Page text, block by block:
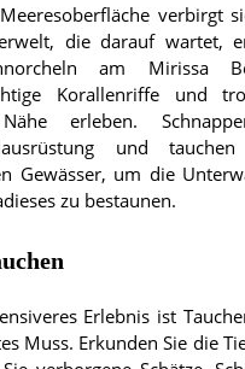
verbirgt
die darauf wartet,
am Mirissa
Korallenriffe und
Nähe erleben.
und
Gewässer, um die
zu bestaunen.
Erlebnis ist
Muss. Erkunden Sie die